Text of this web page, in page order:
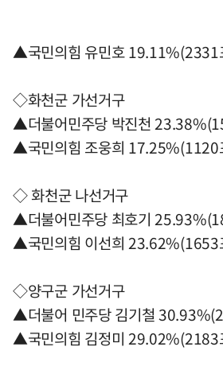
▲국민의힘 유민호 19.11%(2331
◇화천군 가선거구
▲더불어민주당 박진천
▲국민의힘 조웅희 17.25%(1120
◇ 화천군 나선거구
▲더불어민주당 최호기
▲국민의힘 이선희 23.62%(1653
◇양구군 가선거구
▲더불어 민주당 김기철
▲국민의힘 김정미 29.02%(2183